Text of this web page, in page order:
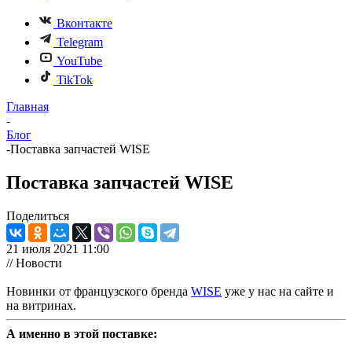
Вконтакте
Telegram
YouTube
TikTok
Главная
-
Блог
-Поставка запчастей WISE
Поставка запчастей WISE
Поделиться
21 июля 2021 11:00
// Новости
Новинки от французского бренда WISE уже у нас на сайте и
на витринах.
А именно в этой поставке: